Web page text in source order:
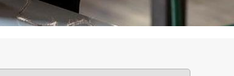
Je restructure ou je développe de nouvelles
Vos services enrichis